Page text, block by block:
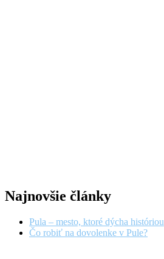
Najnovšie články
Pula – mesto, ktoré dýcha históriou
Čo robiť na dovolenke v Pule?